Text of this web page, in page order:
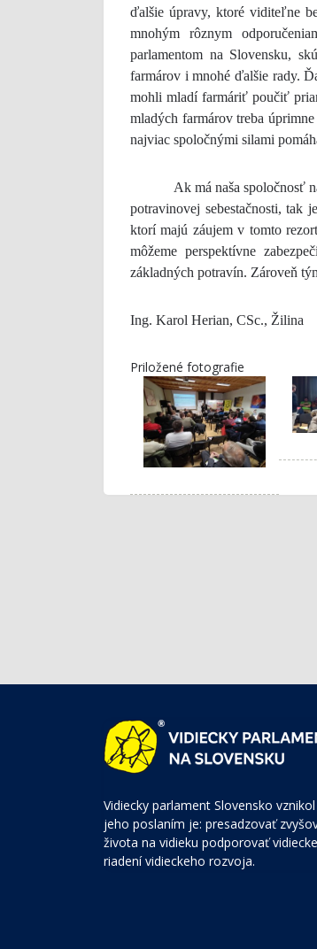
ďalšie úpravy, ktoré viditeľne
mnohým rôznym
parlamentom na Slovensku,
farmárov i mnohé ďalšie rady.
mohli mladí farmáriť poučiť
mladých farmárov treba
najviac spoločnými silami
Ak má naša spoločnosť
potravinovej sebestačnosti, tak
ktorí majú záujem v tomto
môžeme perspektívne
základných potravín. Zároveň
Ing. Karol Herian, CSc., Žilina
Priložené fotografie
Vidiecky parlament Slovensko
jeho poslaním je: presadzovať
života na vidieku podporovať
riadení vidieckeho rozvoja.